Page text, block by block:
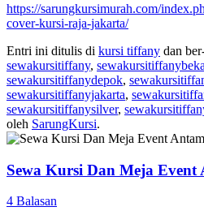
https://sarungkursimurah.com/
cover-kursi-raja-jakarta/
Entri ini ditulis di kursi tiffany dan
sewakursitiffany,
sewakursitiffanydepok,
sewakursitiffanyjakarta,
sewakursitiffanysilver,
oleh SarungKursi.
Sewa Kursi Dan Meja
4 Balasan